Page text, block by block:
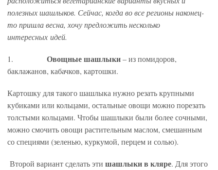
полезных шашлыков. Сейчас, когда во все регионы наконец-
то пришла весна, хочу предложить несколько
интересных идей.
1. Овощные шашлыки– из помидоров,
баклажанов, кабачков, картошки.
Картошку для такого шашлыка нужно резать крупными
кубиками или кольцами, остальные овощи можно порезать
толстыми кольцами. Чтобы шашлыки были более сочными,
можно смочить овощи растительным маслом, смешанным
со специями (зеленью, куркумой, перцем и солью).
Второй вариант сделать эти шашлыки в кляре. Для этого